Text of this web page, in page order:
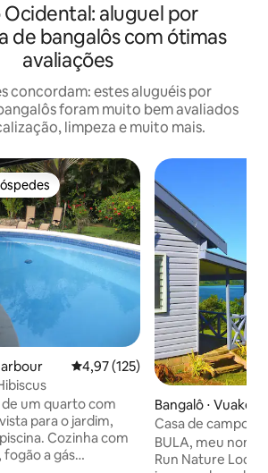
Ocidental: aluguel por
de bangalôs com ótimas
avaliações
concordam: estes aluguéis por
foram muito bem avaliados
limpeza e muito mais.
preferidos dos hóspedes
4,97 de uma avaliação média de
4,97 (125)
um quarto com
para o jardim,
Cozinha com
a gás
Bangalô ⋅ Vuake
Casa de campo
o mar em
BULA, meu nome
Run Nature